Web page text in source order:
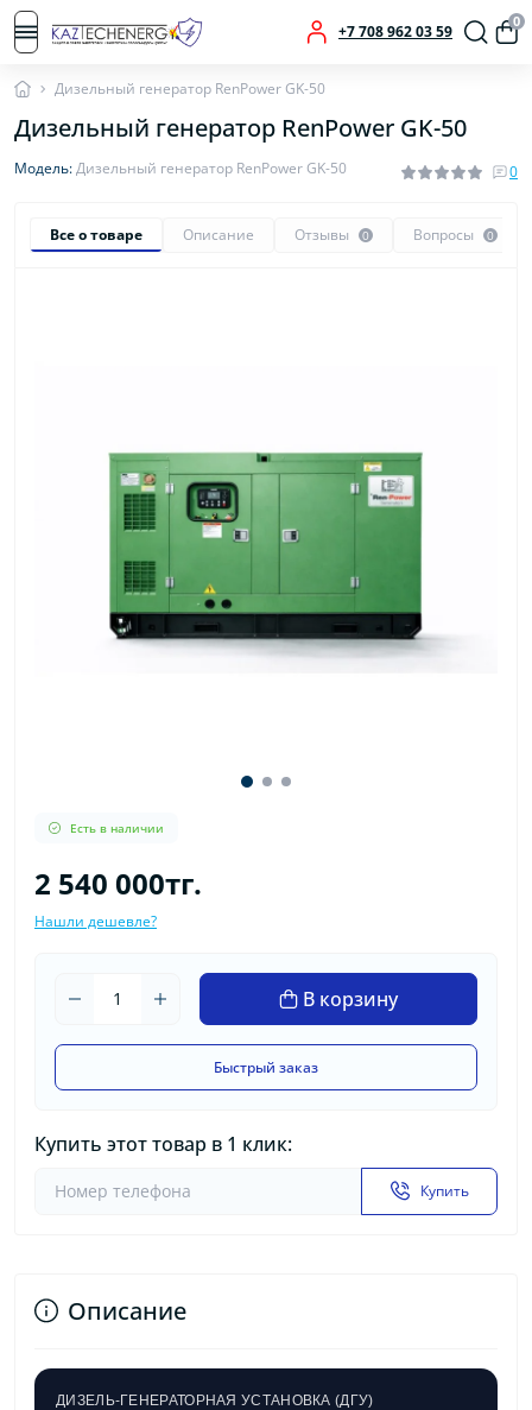
+7 708 962 03 59
0
Дизельный генератор RenPower GK-50
Дизельный генератор RenPower GK-50
Модель:Дизельный генератор RenPower GK-50 0
Все о товаре Описание Отзывы 0 Вопросы 0
Есть в наличии
2 540 000тг.
Нашли дешевле?
В корзину
Быстрый заказ
Купить этот товар в 1 клик:
Купить
Описание
ДИЗЕЛЬ-ГЕНЕРАТОРНАЯ УСТАНОВКА (ДГУ)